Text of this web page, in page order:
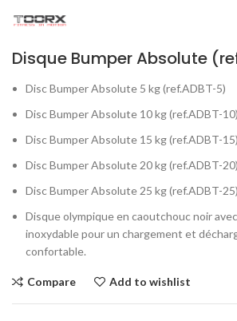
Disque Bumper Absolute
Disc Bumper Absolute 5 kg (ref.ADBT-5)
Disc Bumper Absolute 10 kg (ref.ADBT-10)
Disc Bumper Absolute 15 kg (ref.ADBT-15)
Disc Bumper Absolute 20 kg (ref.ADBT-20)
Disc Bumper Absolute 25 kg (ref.ADBT-25)
Disque olympique en caoutchouc noir
inoxydable pour un chargement et
confortable.
Compare Add to wishlist